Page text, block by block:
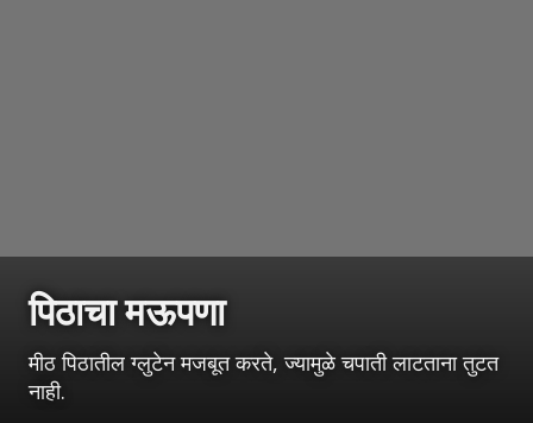
पिठाचा मऊपणा
मीठ पिठातील ग्लुटेन मजबूत करते, ज्यामुळे चपाती लाटताना तुटत
नाही.